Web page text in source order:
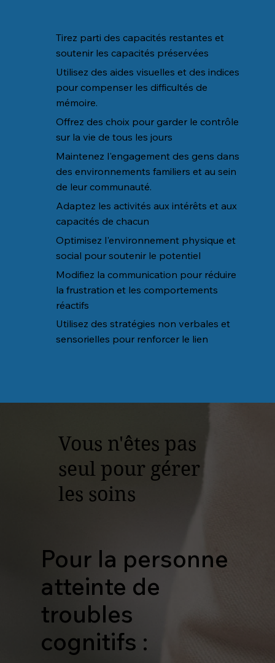
Tirez parti des capacités restantes et
soutenir les capacités préservées
Utilisez des aides visuelles et des indices
pour compenser les difficultés de
mémoire.
Offrez des choix pour garder le contrôle
sur la vie de tous les jours
Maintenez l'engagement des gens dans
des environnements familiers et au sein
de leur communauté.
Adaptez les activités aux intérêts et aux
capacités de chacun
Optimisez l'environnement physique et
social pour soutenir le potentiel
Modifiez la communication pour réduire
la frustration et les comportements
réactifs
Utilisez des stratégies non verbales et
sensorielles pour renforcer le lien
Vous n'êtes pas
seul pour gérer
les soins
Pour la personne
atteinte de
troubles
cognitifs :